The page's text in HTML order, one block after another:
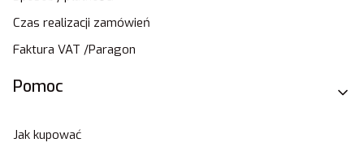
Czas realizacji zamówień
Faktura VAT /Paragon
Pomoc
Jak kupować